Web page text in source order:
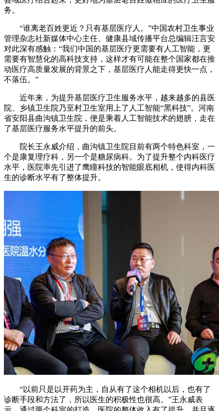
务。
“谁离老百姓更近？只有基层医疗人。”中国农村卫生事业
管理杂志社新媒体中心主任、健康县域传播平台总编辑汪言安
对此深有感触：“我们中国的基层医疗更需要有人工智能，更
需要有智慧化的高科技支持，这样才有可能在整个国家都在推
动医疗高质量发展的背景之下，基层医疗人能走得更快一点，
不落伍。”
近年来，为提升基层医疗卫生服务水平，越来越多的县医
院、乡镇卫生院乃至村卫生室用上了人工智能“黑科技”。河南
省安阳县曲沟镇卫生院，便是乘着人工智能技术的翅膀，走在
了基层医疗服务水平提升的前头。
院长王永威介绍，曲沟镇卫生院目前有两个特色科室，一
个是康复理疗科，另一个是糖尿病科。为了提升整个内科医疗
水平，医院率先引进了鹰瞳科技的智能眼底相机，使得内科医
生的诊断水平有了整体提升。
“以前只是以开药为主，自从有了这个相机以后，也有了
诊断手段和方法了，所以医生的积极性也很高。”王永威表